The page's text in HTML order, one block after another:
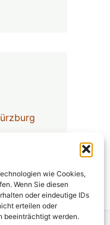
wie Cookies,
Wenn Sie diesen
oder eindeutige IDs
erteilen oder
beeinträchtigt werden.